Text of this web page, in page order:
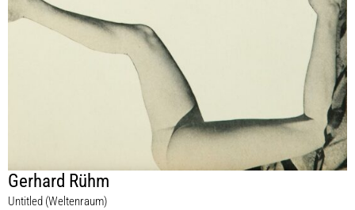
Gerhard Rühm
Untitled (Weltenraum)